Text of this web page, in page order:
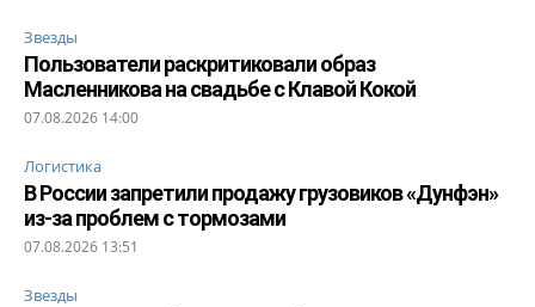
Звезды
Пользователи раскритиковали образ
Масленникова на свадьбе с Клавой Кокой
07.08.2026 14:00
Логистика
В России запретили продажу грузовиков «Дунфэн»
из-за проблем с тормозами
07.08.2026 13:51
Звезды